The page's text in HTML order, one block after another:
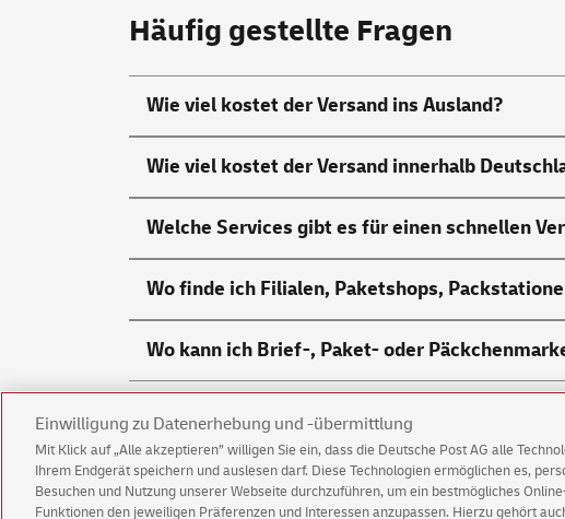
Häufig gestellte Fragen
Wie viel kostet der Versand ins Ausland?
Wie viel kostet der Versand innerhalb
Welche Services gibt es für einen schnellen
Wo finde ich Filialen, Paketshops,
Wo kann ich Brief-, Paket- oder
Kundenservice Warnung vor gefälschten E-
Einwilligung zu Datenerhebung und -übermittlung
Mit Klick auf „Alle akzeptieren” willigen Sie ein, dass die Deutsche Post AG alle
Ihrem Endgerät speichern und auslesen darf. Diese Technologien ermöglichen es,
Besuchen und Nutzung unserer Webseite durchzuführen, um ein bestmögliches
Funktionen den jeweiligen Präferenzen und Interessen anzupassen. Hierzu gehört